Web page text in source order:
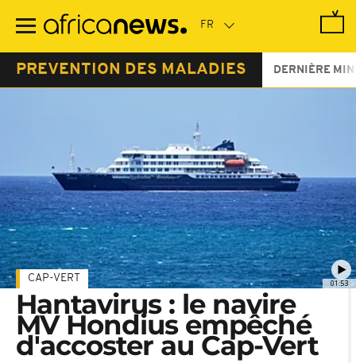
contenu
PREVENTION DES MALADIES DERNIÈRE
01:53
CAP-VERT
Hantavirus : le navire
MV Hondius empêché
d'accoster au Cap-Vert